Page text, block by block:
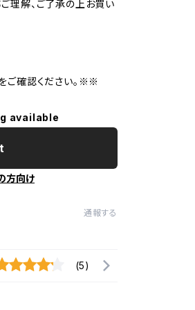
理解、ご了承の上お買い
ご確認ください。※※
available
方向け
通報する
(5)